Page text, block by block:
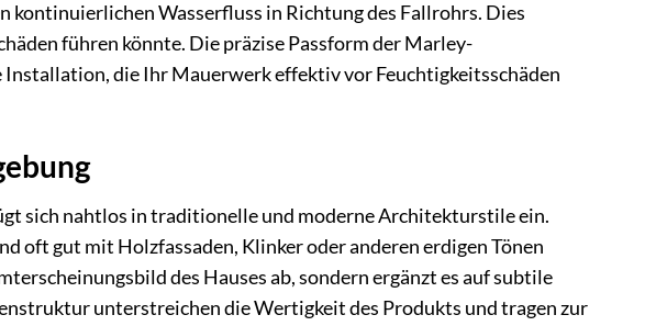
kontinuierlichen Wasserfluss in Richtung des Fallrohrs. Dies
führen könnte. Die präzise Passform der Marley-
die Ihr Mauerwerk effektiv vor Feuchtigkeitsschäden
sich nahtlos in traditionelle und moderne Architekturstile ein.
oft gut mit Holzfassaden, Klinker oder anderen erdigen Tönen
des Hauses ab, sondern ergänzt es auf subtile
unterstreichen die Wertigkeit des Produkts und tragen zur